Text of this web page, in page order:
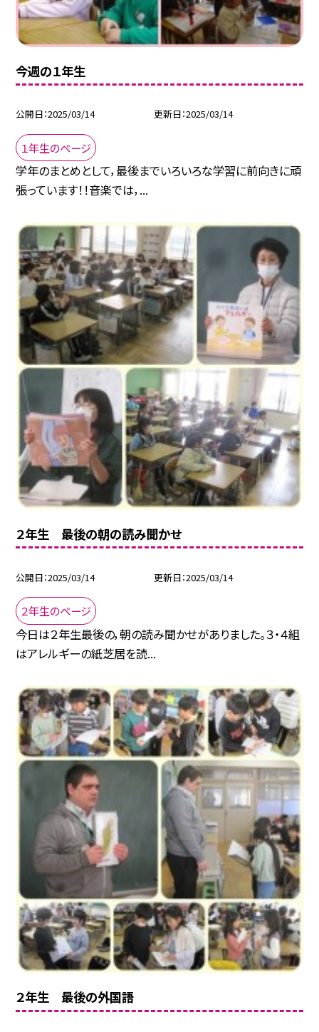
今週の１年生
公開日 2025/03/14 更新日 2025/03/14
１年生のページ
学年のまとめとして，最後までいろいろな学習に前向きに頑
張っています！！音楽では，...
２年生 最後の朝の読み聞かせ
公開日 2025/03/14 更新日 2025/03/14
２年生のページ
今日は２年生最後の，朝の読み聞かせがありました。３・４組
はアレルギーの紙芝居を読...
２年生 最後の外国語